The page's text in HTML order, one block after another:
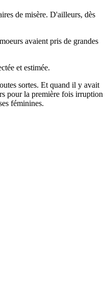
de misère. D'ailleurs, dès
avaient pris de grandes
et estimée.
sortes. Et quand il y avait
pour la première fois irruption
féminines.